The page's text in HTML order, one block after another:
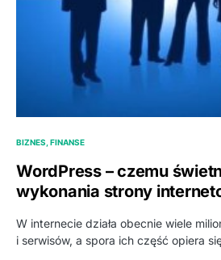
BIZNES, FINANSE
WordPress – czemu
wykonania strony
W internecie działa obecnie wiele
i serwisów, a spora ich część opiera